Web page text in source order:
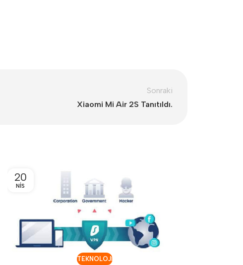
Sonraki
Xiaomi Mi Air 2S Tanıtıldı.
20
NIS
TEKNOLOJI